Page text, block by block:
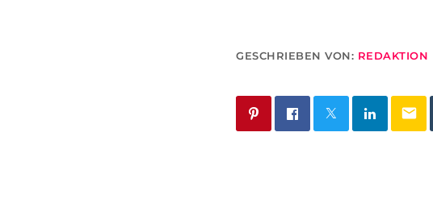
GESCHRIEBEN VON: REDAKTION
email